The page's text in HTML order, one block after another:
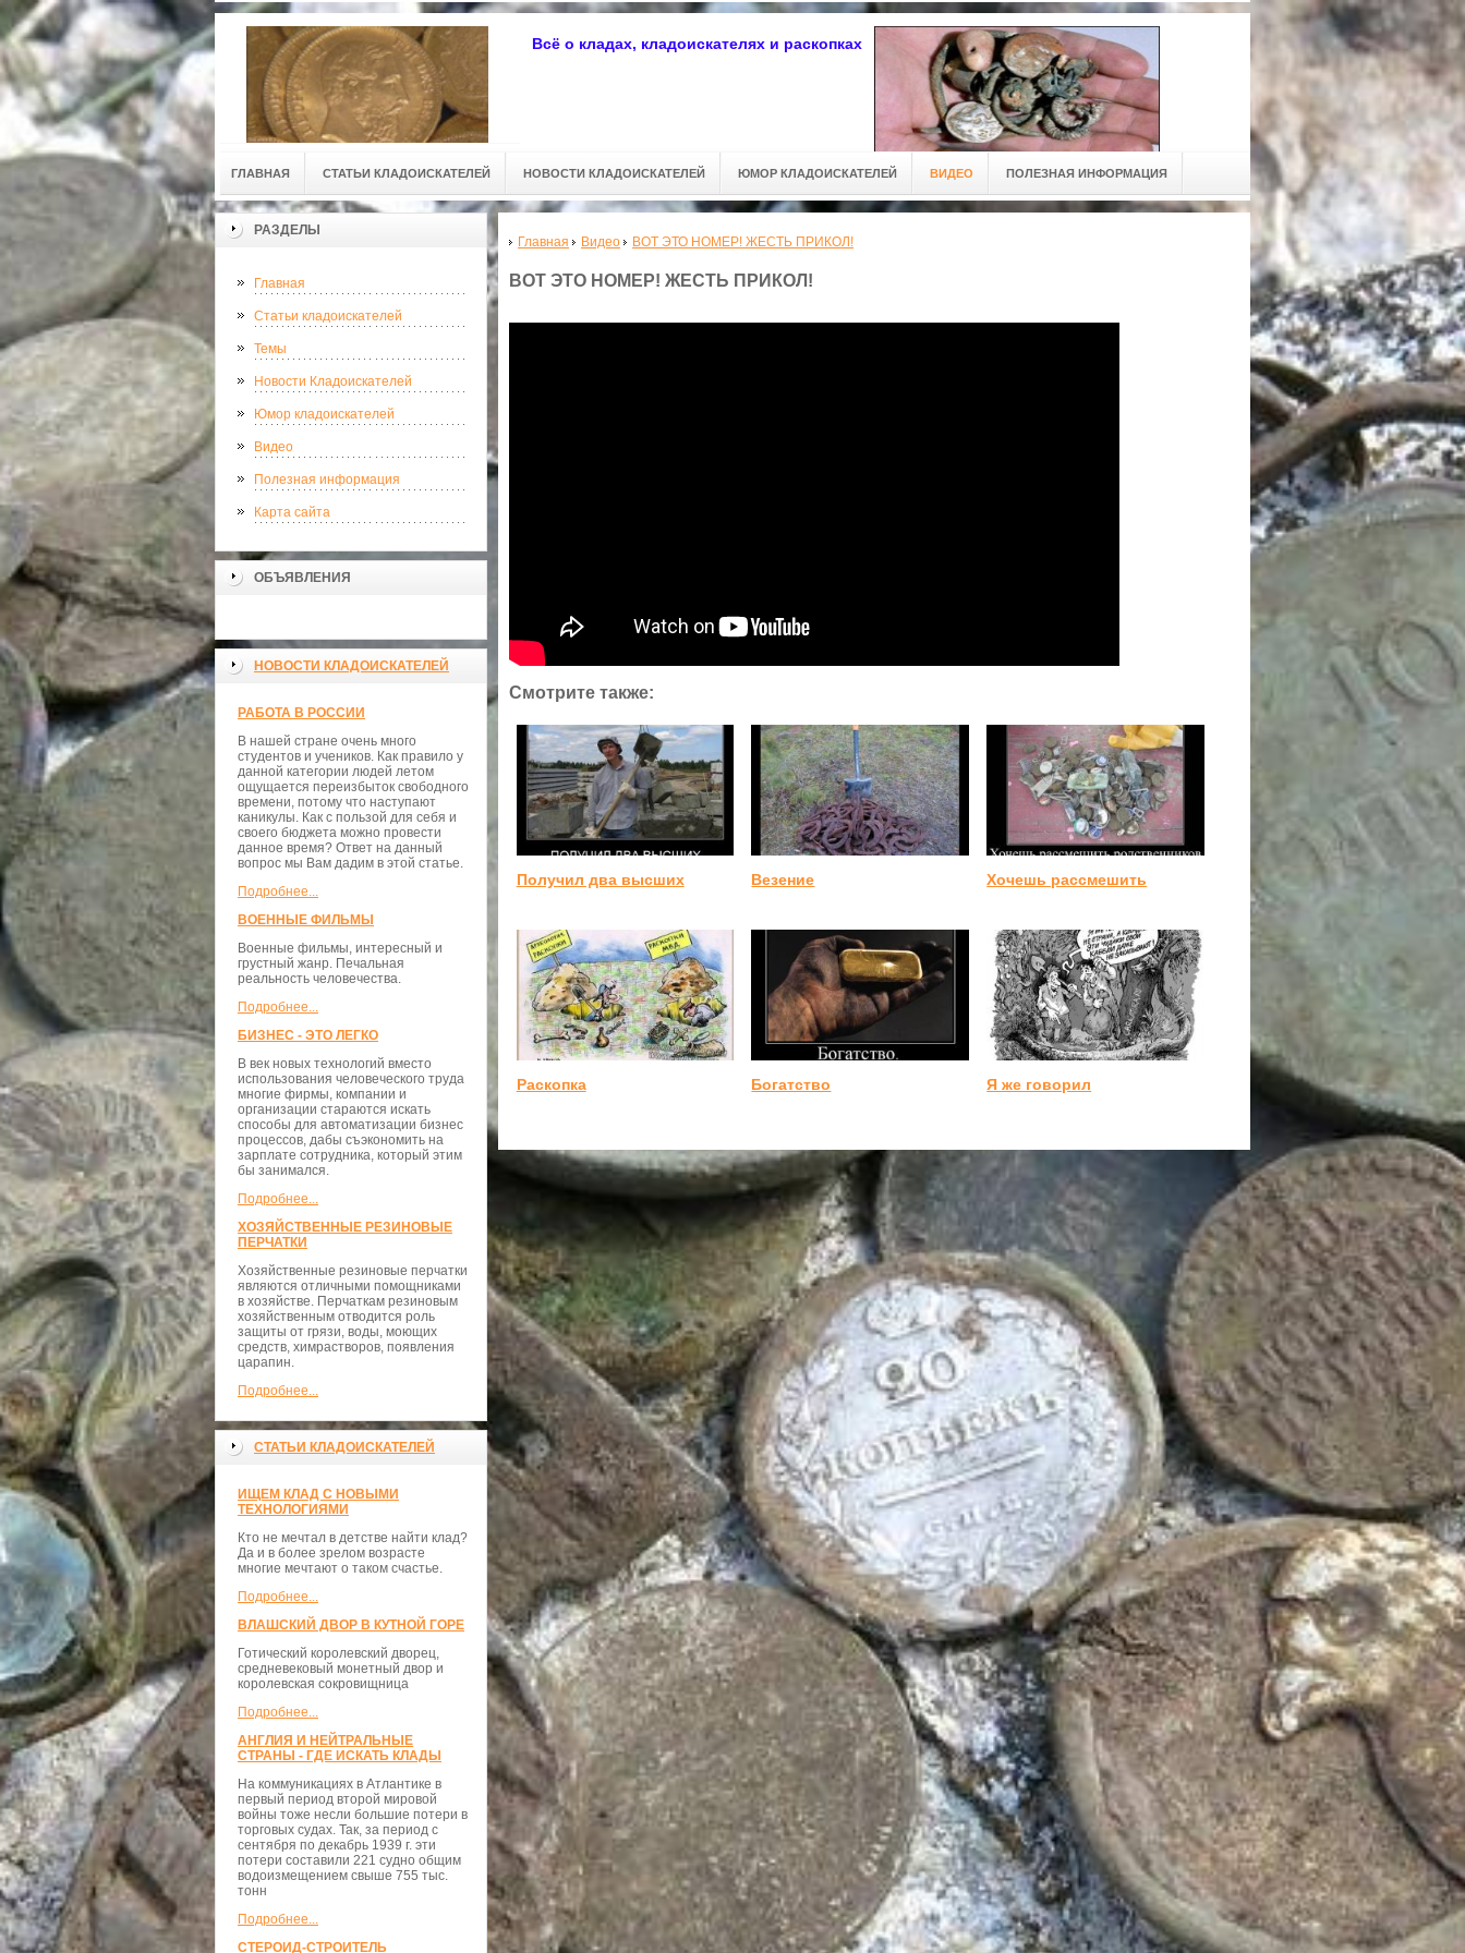
Всё о кладах, кладоискателях и раскопках
ГЛАВНАЯ СТАТЬИ КЛАДОИСКАТЕЛЕЙ НОВОСТИ КЛАДОИСКАТЕЛЕЙ ЮМОР КЛАДОИСКАТЕЛЕЙ ВИДЕО ПОЛЕЗНАЯ ИНФОРМАЦИЯ
РАЗДЕЛЫ
Главная
Статьи кладоискателей
Темы
Новости Кладоискателей
Юмор кладоискателей
Видео
Полезная информация
Карта сайта
ОБЪЯВЛЕНИЯ
НОВОСТИ КЛАДОИСКАТЕЛЕЙ
РАБОТА В РОССИИ
В нашей стране очень много
студентов и учеников. Как правило у
данной категории людей летом
ощущается переизбыток свободного
времени, потому что наступают
каникулы. Как с пользой для себя и
своего бюджета можно провести
данное время? Ответ на данный
вопрос мы Вам дадим в этой статье.
Подробнее...
ВОЕННЫЕ ФИЛЬМЫ
Военные фильмы, интересный и
грустный жанр. Печальная
реальность человечества.
Подробнее...
БИЗНЕС - ЭТО ЛЕГКО
В век новых технологий вместо
использования человеческого труда
многие фирмы, компании и
организации стараются искать
способы для автоматизации бизнес
процессов, дабы съэкономить на
зарплате сотрудника, который этим
бы занимался.
Подробнее...
ХОЗЯЙСТВЕННЫЕ РЕЗИНОВЫЕ
ПЕРЧАТКИ
Хозяйственные резиновые перчатки
являются отличными помощниками
в хозяйстве. Перчаткам резиновым
хозяйственным отводится роль
защиты от грязи, воды, моющих
средств, химрастворов, появления
царапин.
Подробнее...
СТАТЬИ КЛАДОИСКАТЕЛЕЙ
ИЩЕМ КЛАД С НОВЫМИ
ТЕХНОЛОГИЯМИ
Кто не мечтал в детстве найти клад?
Да и в более зрелом возрасте
многие мечтают о таком счастье.
Подробнее...
ВЛАШСКИЙ ДВОР В КУТНОЙ ГОРЕ
Готический королевский дворец,
средневековый монетный двор и
королевская сокровищница
Подробнее...
АНГЛИЯ И НЕЙТРАЛЬНЫЕ
СТРАНЫ - ГДЕ ИСКАТЬ КЛАДЫ
На коммуникациях в Атлантике в
первый период второй мировой
войны тоже несли большие потери в
торговых судах. Так, за период с
сентября по декабрь 1939 г. эти
потери составили 221 судно общим
водоизмещением свыше 755 тыс.
тонн
Подробнее...
СТЕРОИД-СТРОИТЕЛЬ
Главная Видео ВОТ ЭТО НОМЕР! ЖЕСТЬ ПРИКОЛ!
ВОТ ЭТО НОМЕР! ЖЕСТЬ ПРИКОЛ!
Смотрите также:
Получил два высших Везение Хочешь рассмешить
Раскопка Богатство Я же говорил